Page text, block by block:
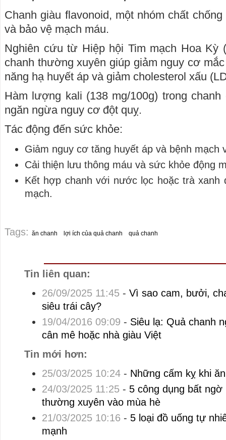
Chanh giàu flavonoid, một nhóm chất
và bảo vệ mạch máu.
Nghiên cứu từ Hiệp hội Tim mạch Hoa Kỳ
chanh thường xuyên giúp giảm nguy cơ
năng hạ huyết áp và giảm cholesterol xấu
Hàm lượng kali (138 mg/100g) trong
ngăn ngừa nguy cơ đột quỵ.
Tác động đến sức khỏe:
Giảm nguy cơ tăng huyết áp và bệnh mạch
Cải thiện lưu thông máu và sức khỏe động
Kết hợp chanh với nước lọc hoặc trà xanh
mạch.
Tags: ăn chanh lợi ích của quả chanh quả chanh
Tin liên quan:
26/09/2025 11:45- Vì sao cam, bưởi,
siêu trái cây?
19/04/2016 09:09 - Siêu lạ: Quả chanh
cân mê hoặc nhà giàu Việt
Tin mới hơn:
25/03/2025 10:24- Những cấm kỵ khi
24/03/2025 11:25- 5 công dụng bất
thường xuyên vào mùa hè
21/03/2025 10:16 - 5 loại đồ uống tự
mạnh